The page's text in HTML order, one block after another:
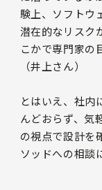
験上、ソフトウ
潜在的なリスク
こかで専門家の
（井上さん）
とはいえ、社内
んどおらず、気
の視点で設計
ソッドへの相談